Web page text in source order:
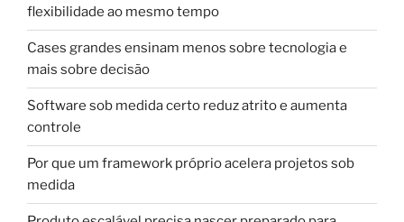
flexibilidade ao mesmo tempo
Cases grandes ensinam menos sobre tecnologia e
mais sobre decisão
Software sob medida certo reduz atrito e aumenta
controle
Por que um framework próprio acelera projetos sob
medida